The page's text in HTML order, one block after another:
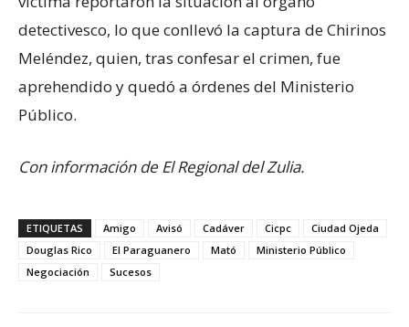
detectivesco, lo que conllevó la captura de Chirinos
Meléndez, quien, tras confesar el crimen, fue
aprehendido y quedó a órdenes del Ministerio
Público.
Con información de El Regional del Zulia.
ETIQUETAS Amigo Avisó Cadáver Cicpc
Ciudad Ojeda
Douglas Rico
El Paraguanero Mató
Ministerio Público
Negociación
Sucesos